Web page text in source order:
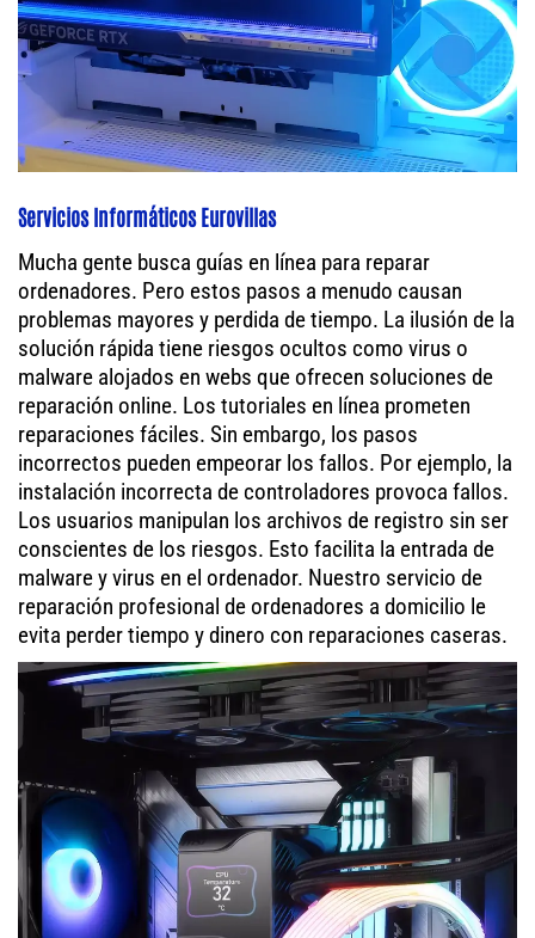
Servicios Informáticos Eurovillas
Mucha gente busca guías en línea para reparar
ordenadores. Pero estos pasos a menudo causan
problemas mayores y perdida de tiempo. La ilusión de la
solución rápida tiene riesgos ocultos como virus o
malware alojados en webs que ofrecen soluciones de
reparación online. Los tutoriales en línea prometen
reparaciones fáciles. Sin embargo, los pasos
incorrectos pueden empeorar los fallos. Por ejemplo, la
instalación incorrecta de controladores provoca fallos.
Los usuarios manipulan los archivos de registro sin ser
conscientes de los riesgos. Esto facilita la entrada de
malware y virus en el ordenador. Nuestro servicio de
reparación profesional de ordenadores a domicilio le
evita perder tiempo y dinero con reparaciones caseras.